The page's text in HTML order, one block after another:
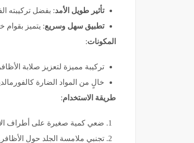
تأثير طويل الأمد: بفضل تركيبته
تطبيق سهل وسريع: يتميز بقوام
المكونات:
تركيبة مميزة لتعزيز صلابة الأظافر
خالٍ من المواد الضارة
طريقة الاستخدام:
ضعي كمية صغيرة على أطراف
تجنبي ملامسة الجلد حول